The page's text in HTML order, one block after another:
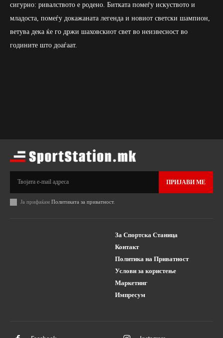
сигурно: ривалството е родено. Битката помеѓу искуството и
младоста, помеѓу докажаната легенда и новиот светски шампион,
ветува дека ќе го држи шаховскиот свет во неизвесност во
годините што доаѓаат.
ПРИЈАВИ МЕ
Ја прифаќам Политиката за приватност.
За Спортска Станица
Контакт
Политика на Приватност
Услови за користење
Маркетинг
Импресум